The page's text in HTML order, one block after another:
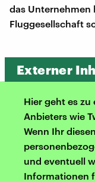
das Unternehmen
Fluggesellschaft
Externer
Hier geht es
Anbieters wie
Wenn Ihr
und eventuell
Informationen